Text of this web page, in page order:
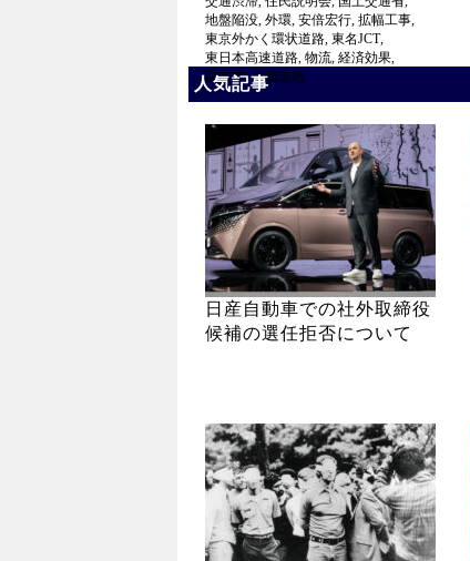
地盤陥没, 外環, 安倍宏行, 拡幅工事,
東京外かく環状道路, 東名JCT,
東日本高速道路, 物流, 経済効果,
調布市,高速道路
人気記事
日産自動車での社外取締役
候補の選任拒否について